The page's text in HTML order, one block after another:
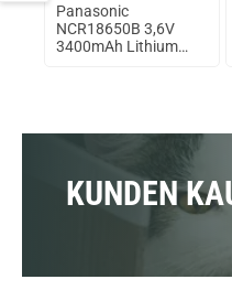
Panasonic
NCR18650B 3,6V
3400mAh Lithium
KUNDEN